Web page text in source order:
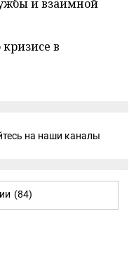
и взаимной
кризисе в
на наши каналы
(84)